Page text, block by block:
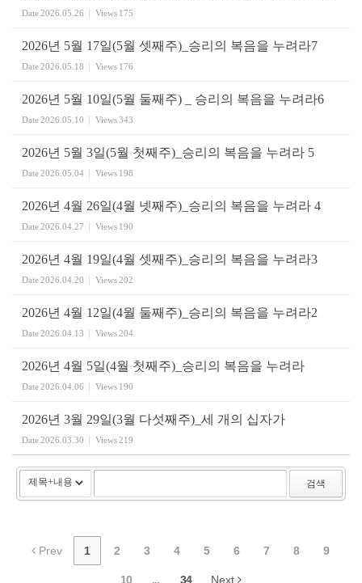
Date2026.05.26 Views 175
2026년 5월 17일(5월 셋째주)_승리의 복음을 누려라7
Date2026.05.18 Views 176
2026년 5월 10일(5월 둘째주) _ 승리의 복음을 누려라6
Date2026.05.10 Views343
2026년 5월 3일(5월 첫째주)_승리의 복음을 누려라 5
Date2026.05.04 Views 198
2026년 4월 26일(4월 넷째주)_승리의 복음을 누려라 4
Date2026.04.27 Views 190
2026년 4월 19일(4월 셋째주)_승리의 복음을 누려라3
Date2026.04.20 Views202
2026년 4월 12일(4월 둘째주)_승리의 복음을 누려라2
Date2026.04.13 Views204
2026년 4월 5일(4월 첫째주)_승리의 복음을 누려라
Date2026.04.06 Views 190
2026년 3월 29일(3월 다섯째주)_세 개의 십자가
Date2026.03.30 Views219
검색
Prev 1 2 3 4 5 6 7 8 9
10 ... 34 Next